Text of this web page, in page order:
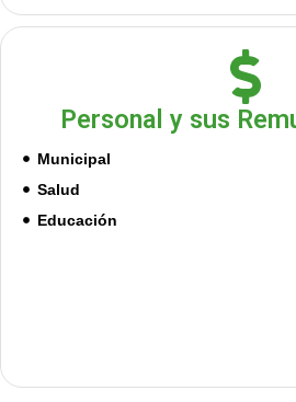
Personal y sus
Municipal
Salud
Educación